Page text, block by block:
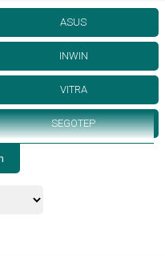
ASUS
INWIN
VITRA
SEGOTEP